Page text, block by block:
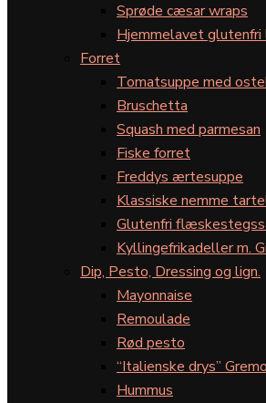
Sprøde cæsar wraps
Hjemmelavet glutenfri
Forret
Tomatsuppe med
Bruschetta
Squash med parmesan
Fiske forret
Freddys ærtesuppe
Klassiske nemme
Glutenfri
Kyllingefrikadeller m.
Dip, Pesto, Dressing og lign.
Mayonnaise
Remoulade
Rød pesto
“Italienske drys”
Hummus